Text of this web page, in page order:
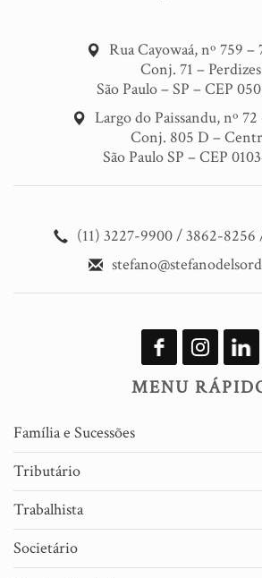
Rua Cayowaá, nº 759 –
Conj. 71 – Perdizes
São Paulo – SP – CEP
Largo do Paissandu, nº
Conj. 805 D –
São Paulo SP – CEP
(11) 3227-9900 / 3862-
MENU
Família e Sucessões
Tributário
Trabalhista
Societário